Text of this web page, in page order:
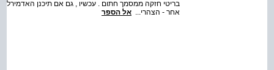
אחר - הצהרי... אל הספר